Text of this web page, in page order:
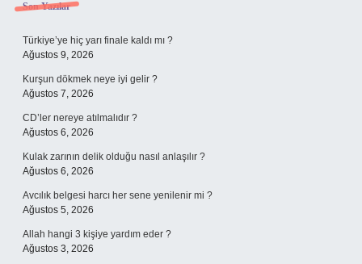
Sidebar
Son Yazılar
Türkiye’ye hiç yarı finale kaldı mı ?
Ağustos 9, 2026
Kurşun dökmek neye iyi gelir ?
Ağustos 7, 2026
CD’ler nereye atılmalıdır ?
Ağustos 6, 2026
Kulak zarının delik olduğu nasıl anlaşılır ?
Ağustos 6, 2026
Avcılık belgesi harcı her sene yenilenir mi ?
Ağustos 5, 2026
Allah hangi 3 kişiye yardım eder ?
Ağustos 3, 2026